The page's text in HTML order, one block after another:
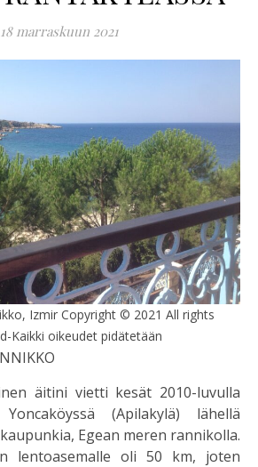
18 marraskuun 2021
Izmir Copyright © 2021 All rights
Kaikki oikeudet pidätetään
äitini vietti kesät 2010-luvulla
(Apilakylä) lähellä
Egean meren rannikolla.
lentoasemalle oli 50 km, joten